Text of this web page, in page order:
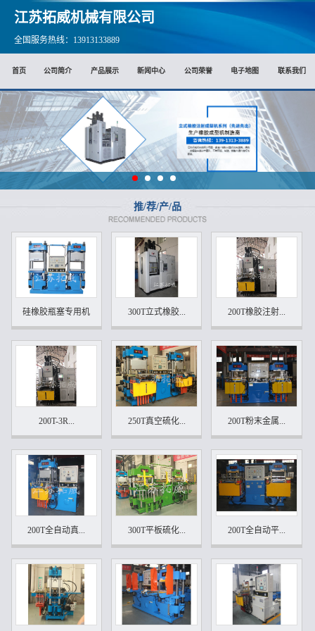
江苏拓威机械有限公司
全国服务热线：13913133889
首页 公司简介 产品展示 新闻中心 公司荣誉 电子地图 联系我们
推/荐/产/品
硅橡胶瓶塞专用机 300T立式橡胶... 200T橡胶注射...
200T-3R... 250T真空硫化... 200T粉末金属...
200T全自动真... 300T平板硫化... 200T全自动平...